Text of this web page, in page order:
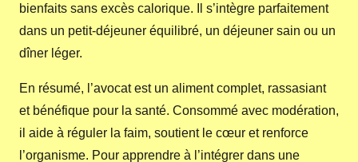
bienfaits sans excès calorique. Il s’intègre parfaitement
dans un petit-déjeuner équilibré, un déjeuner sain ou un
dîner léger.
En résumé, l’avocat est un aliment complet, rassasiant
et bénéfique pour la santé. Consommé avec modération,
il aide à réguler la faim, soutient le cœur et renforce
l’organisme. Pour apprendre à l’intégrer dans une